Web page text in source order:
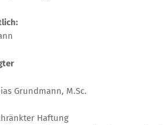
Grundmann, M.Sc.
Haftung